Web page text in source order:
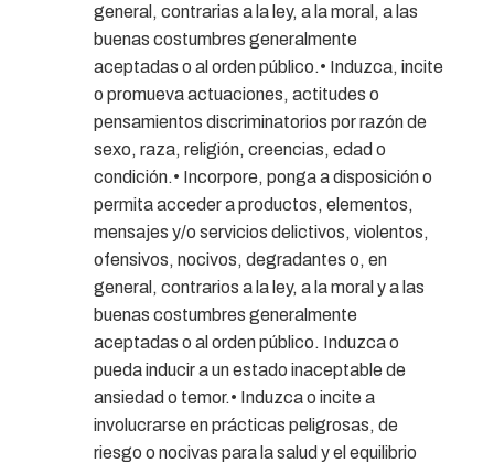
general, contrarias a la ley, a la moral, a las
buenas costumbres generalmente
aceptadas o al orden público.• Induzca, incite
o promueva actuaciones, actitudes o
pensamientos discriminatorios por razón de
sexo, raza, religión, creencias, edad o
condición.• Incorpore, ponga a disposición o
permita acceder a productos, elementos,
mensajes y/o servicios delictivos, violentos,
ofensivos, nocivos, degradantes o, en
general, contrarios a la ley, a la moral y a las
buenas costumbres generalmente
aceptadas o al orden público. Induzca o
pueda inducir a un estado inaceptable de
ansiedad o temor.• Induzca o incite a
involucrarse en prácticas peligrosas, de
riesgo o nocivas para la salud y el equilibrio